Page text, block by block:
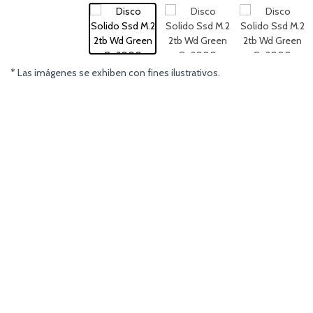
* Las imágenes se exhiben con fines ilustrativos.